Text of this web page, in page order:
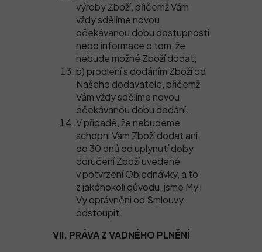
výroby Zboží, přičemž Vám
vždy sdělíme novou
očekávanou dobu dostupnosti
nebo informace o tom, že
nebude možné Zboží dodat;
b) prodlení s dodáním Zboží od
Našeho dodavatele, přičemž
Vám vždy sdělíme novou
očekávanou dobu dodání.
V případě, že nebudeme
schopni Vám Zboží dodat ani
do 30 dnů od uplynutí doby
doručení Zboží uvedené
v potvrzení Objednávky, a to
z jakéhokoli důvodu, jsme My i
Vy oprávněni od Smlouvy
odstoupit.
VII. PRÁVA Z VADNÉHO PLNĚNÍ